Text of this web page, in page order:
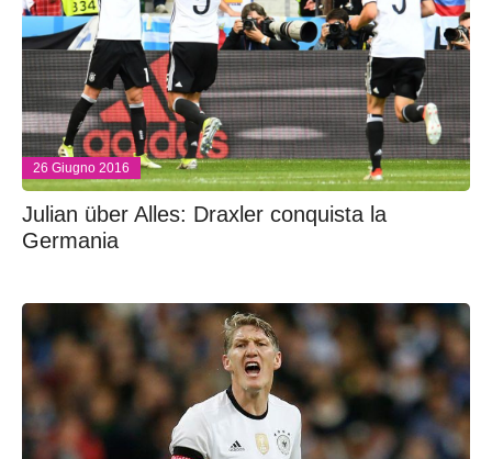
26 Giugno 2016
Julian über Alles: Draxler conquista la
Germania